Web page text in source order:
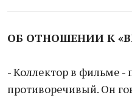
ОБ ОТНОШЕНИИ К
- Коллектор в фильме -
противоречивый. Он